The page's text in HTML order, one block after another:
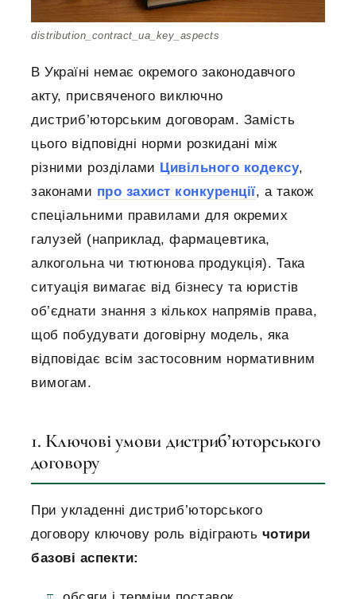
distribution_contract_ua_key_aspects
В Україні немає окремого законодавчого
акту, присвяченого виключно
дистриб’юторським договорам. Замість
цього відповідні норми розкидані між
різними розділами Цивільного кодексу,
законами про захист конкуренції, а також
спеціальними правилами для окремих
галузей (наприклад, фармацевтика,
алкогольна чи тютюнова продукція). Така
ситуація вимагає від бізнесу та юристів
об’єднати знання з кількох напрямів права,
щоб побудувати договірну модель, яка
відповідає всім застосовним нормативним
вимогам.
1. Ключові умови дистриб’юторського
договору
При укладенні дистриб’юторського
договору ключову роль відіграють чотири
базові аспекти: